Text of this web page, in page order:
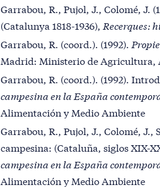
Garrabou, R., Pujol, J., Colomé, J.
(Catalunya 1818-1936), Recerques:
Garrabou, R. (coord.). (1992).
Madrid: Ministerio de Agricultura,
Garrabou, R. (coord.). (1992).
campesina en la España
Alimentación y Medio Ambiente
Garrabou, R., Pujol, J., Colomé, J.,
campesina: (Cataluña, siglos XIX-
campesina en la España
Alimentación y Medio Ambiente